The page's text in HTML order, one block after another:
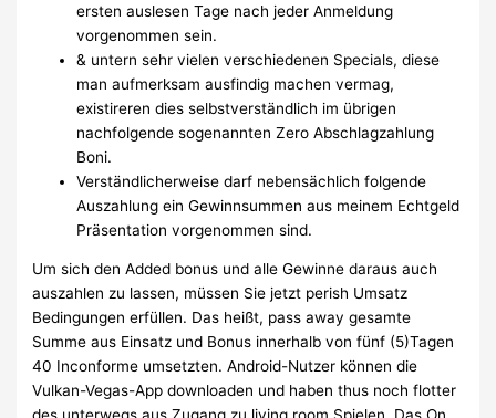
ersten auslesen Tage nach jeder Anmeldung
vorgenommen sein.
& untern sehr vielen verschiedenen Specials, diese
man aufmerksam ausfindig machen vermag,
existireren dies selbstverständlich im übrigen
nachfolgende sogenannten Zero Abschlagzahlung
Boni.
Verständlicherweise darf nebensächlich folgende
Auszahlung ein Gewinnsummen aus meinem Echtgeld
Präsentation vorgenommen sind.
Um sich den Added bonus und alle Gewinne daraus auch
auszahlen zu lassen, müssen Sie jetzt perish Umsatz
Bedingungen erfüllen. Das heißt, pass away gesamte
Summe aus Einsatz und Bonus innerhalb von fünf (5)Tagen
40 Inconforme umsetzten. Android-Nutzer können die
Vulkan-Vegas-App downloaden und haben thus noch flotter